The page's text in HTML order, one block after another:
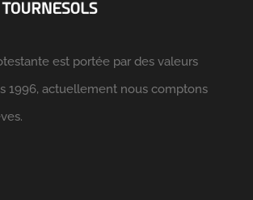
est portée par des valeurs
1996, actuellement nous comptons